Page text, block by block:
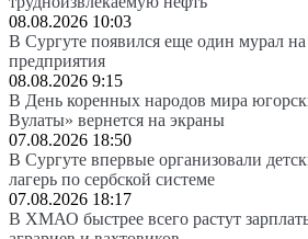
08.08.2026 10:03
В Сургуте появился еще один мурал на
предприятия
08.08.2026 9:15
В День коренных народов мира
Вулаты» вернется на экраны
07.08.2026 18:50
В Сургуте впервые организовали
лагерь по сербской системе
07.08.2026 18:17
В ХМАО быстрее всего растут